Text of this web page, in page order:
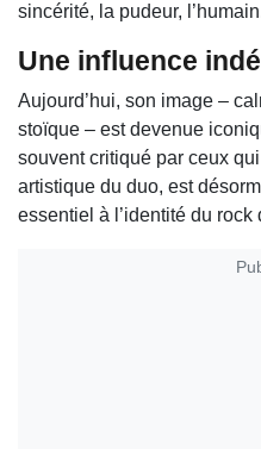
sincérité, la pudeur,
Une influence
Aujourd’hui, son image –
stoïque – est devenue
souvent critiqué par ceux
artistique du duo, est
essentiel à l’identité du rock